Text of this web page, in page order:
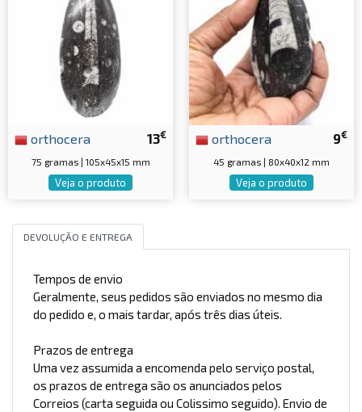
13€
orthocera
75 gramas | 105x45x15 mm
Veja o produto
9€
orthocera
45 gramas | 80x40x12 mm
Veja o produto
DEVOLUÇÃO E ENTREGA
Tempos de envio
Geralmente, seus pedidos são enviados no mesmo dia
do pedido e, o mais tardar, após três dias úteis.
Prazos de entrega
Uma vez assumida a encomenda pelo serviço postal,
os prazos de entrega são os anunciados pelos
Correios (carta seguida ou Colissimo seguido). Envio de